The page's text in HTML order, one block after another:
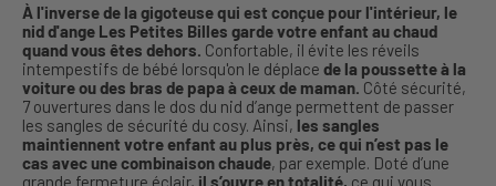
À l'inverse de la gigoteuse qui est conçue pour l'intérieur, le
nid d'ange Les Petites Billes garde votre enfant au chaud
quand vous êtes dehors. Confortable, il évite les réveils
intempestifs de bébé lorsqu'on le déplace de la poussette à la
voiture ou des bras de papa à ceux de maman. Côté sécurité,
7 ouvertures dans le dos du nid d’ange permettent de passer
les sangles de sécurité du cosy. Ainsi, les sangles
maintiennent votre enfant au plus près, ce qui n’est pas le
cas avec une combinaison chaude, par exemple. Doté d’une
grande fermeture éclair, il s’ouvre en totalité, ce qui vous